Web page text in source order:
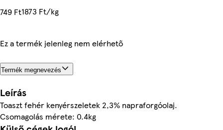
749 Ft1873 Ft/kg
Ez a termék jelenleg nem elérhető
Termék megnevezés
Leírás
Toaszt fehér kenyérszeletek 2,3% napraforgóolaj.
Csomagolás mérete: 0.4kg